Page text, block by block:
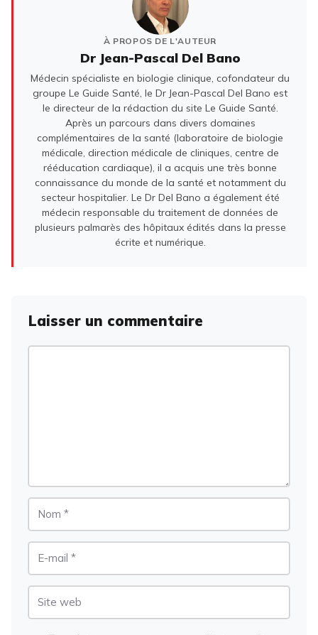
À PROPOS DE L'AUTEUR
Dr Jean-Pascal Del Bano
Médecin spécialiste en biologie clinique, cofondateur du
groupe Le Guide Santé, le Dr Jean-Pascal Del Bano est
le directeur de la rédaction du site Le Guide Santé.
Après un parcours dans divers domaines
complémentaires de la santé (laboratoire de biologie
médicale, direction médicale de cliniques, centre de
rééducation cardiaque), il a acquis une très bonne
connaissance du monde de la santé et notamment du
secteur hospitalier. Le Dr Del Bano a également été
médecin responsable du traitement de données de
plusieurs palmarès des hôpitaux édités dans la presse
écrite et numérique.
Laisser un commentaire